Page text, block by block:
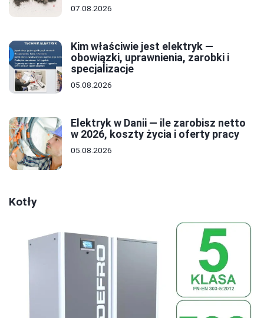
07.08.2026
Kim właściwie jest elektryk —
obowiązki, uprawnienia, zarobki i
specjalizacje
05.08.2026
Elektryk w Danii — ile zarobisz netto
w 2026, koszty życia i oferty pracy
05.08.2026
Kotły